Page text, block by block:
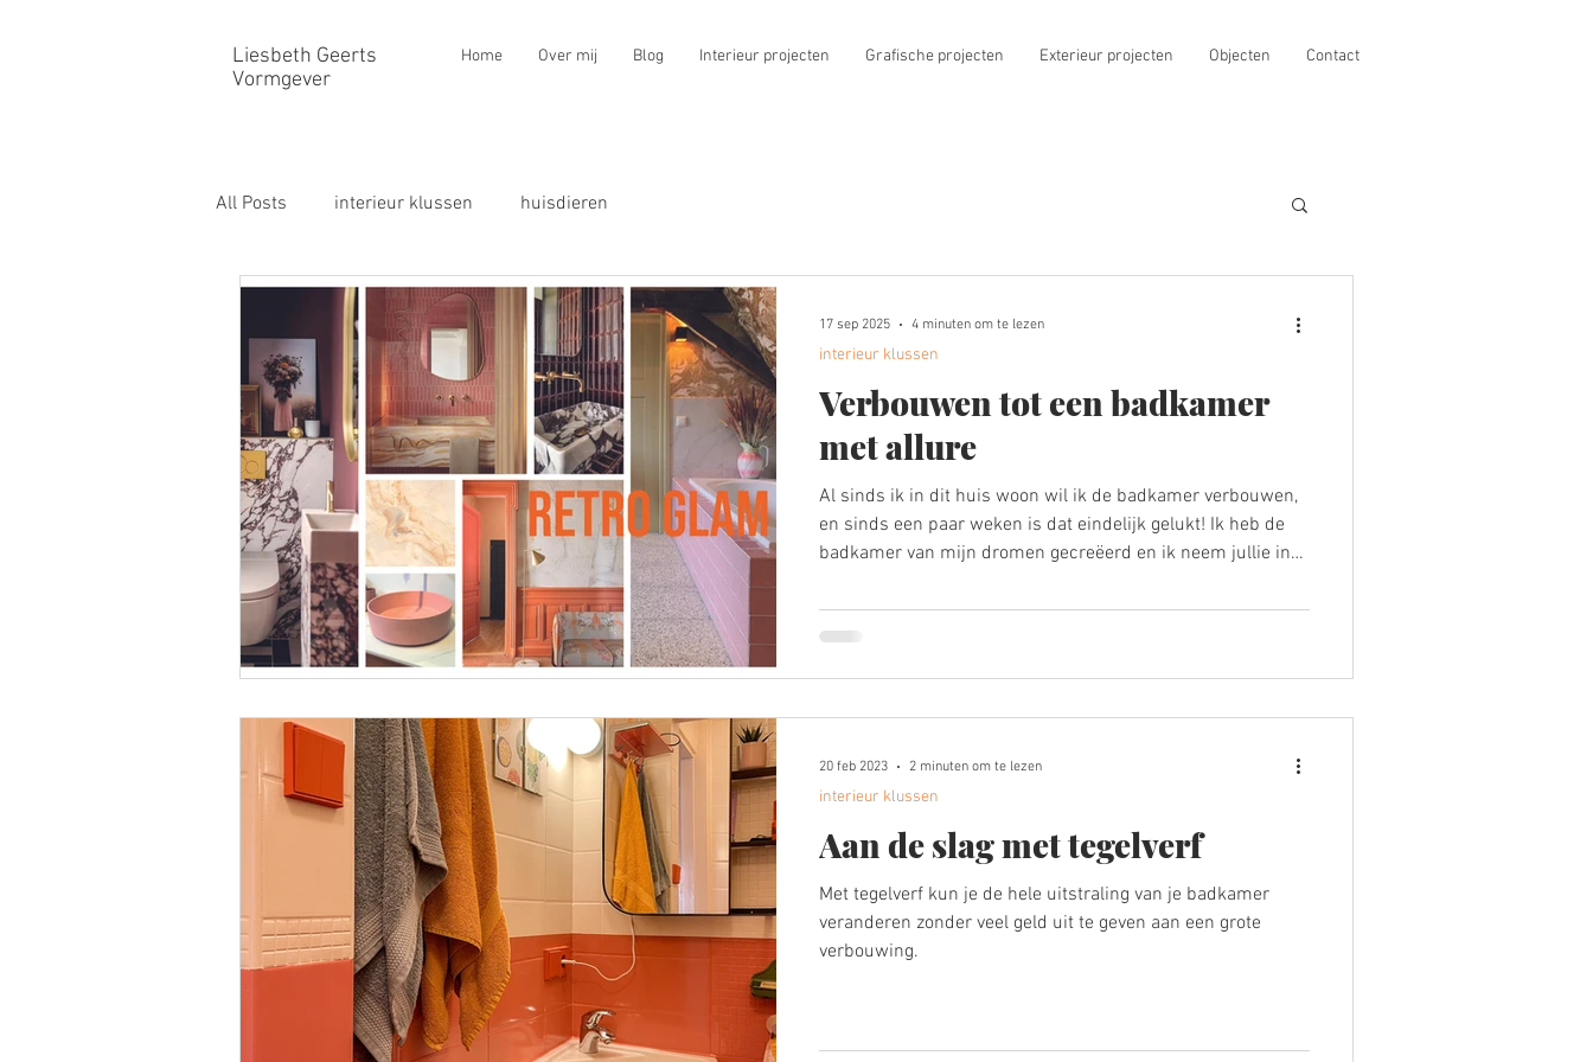
Liesbeth Geerts Home Over mij Blog Interieur projecten Grafische projecten Exterieur projecten Objecten Contact
Vormgever
All Posts interieur klussen huisdieren
Verbouwen tot een badkamer
met allure
Al sinds ik in dit huis woon wil ik de badkamer verbouwen,
en sinds een paar weken is dat eindelijk gelukt! Ik heb de
badkamer van mijn dromen gecreëerd en ik neem jullie in
interieur klussen
17 sep 2025 4 minuten om te lezen
Aan de slag met tegelverf
Met tegelverf kun je de hele uitstraling van je badkamer
veranderen zonder veel geld uit te geven aan een grote
verbouwing.
interieur klussen
20 feb 2023 2 minuten om te lezen